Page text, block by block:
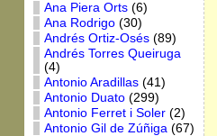
Ana Piera Orts(6)
Ana Rodrigo(30)
Andrés Ortiz-Osés(89)
Andrés Torres Queiruga
(4)
Antonio Aradillas(41)
Antonio Duato(299)
Antonio Ferret i Soler(2)
Antonio Gil de Zúñiga(67)